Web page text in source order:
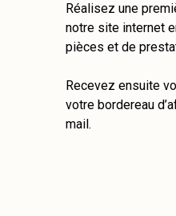
Réalisez une
notre site internet
pièces et de
Recevez ensuite
votre bordereau
mail.